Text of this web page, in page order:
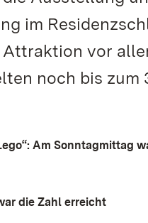
im
vor
noch bis zum
Am Sonntagmittag
die Zahl erreicht